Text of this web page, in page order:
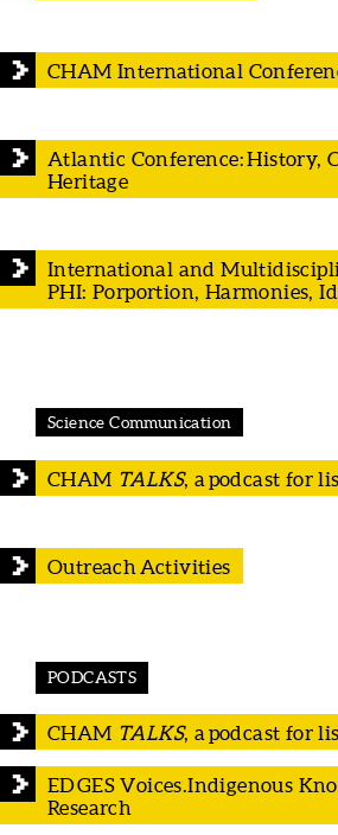
CHAM International
Atlantic Conference: History,
Heritage
International and
PHI: Porportion, Harmonies,
Science Communication
CHAM TALKS, a podcast for
Outreach Activities
PODCASTS
CHAM TALKS, a podcast for
EDGES Voices.Indigenous
Research